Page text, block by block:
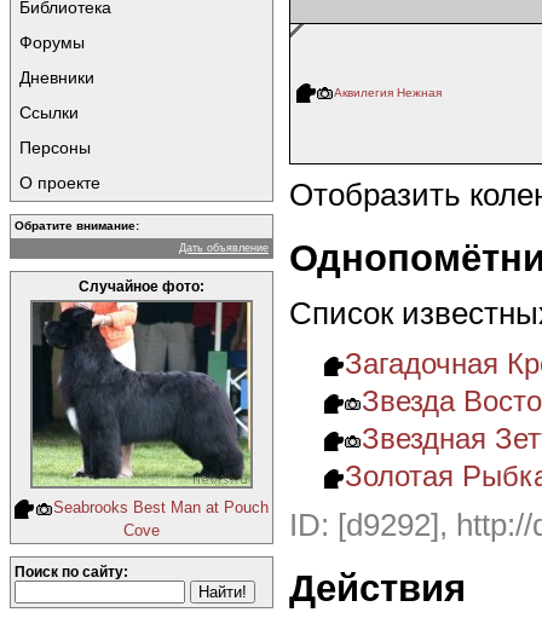
Библиотека
Форумы
Дневники
Ссылки
Персоны
О проекте
Обратите внимание:
Дать объявление
Случайное фото:
Seabrooks Best Man at Pouch
Cove
Поиск по сайту:
Аквилегия Нежная
Отобразить
Список
Загадочная
Звезда
Звездная
Золотая
ID: [d9292],
Действия